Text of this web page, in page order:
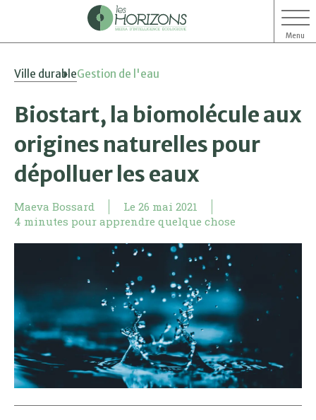
Menu
Ville durableGestion de l'eau
Biostart, la biomolécule aux
origines naturelles pour
dépolluer les eaux
Maeva Bossard Le 26 mai 2021
4 minutes pour apprendre quelque chose